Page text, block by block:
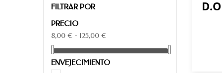
FILTRAR POR
PRECIO
8,00 € - 125,00 €
ENVEJECIMIENTO